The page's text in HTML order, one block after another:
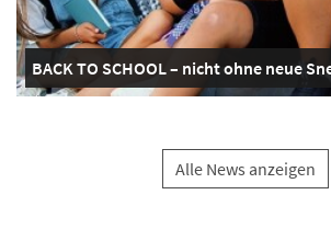
BACK TO SCHOOL – nicht ohne neue
Alle News anzeigen